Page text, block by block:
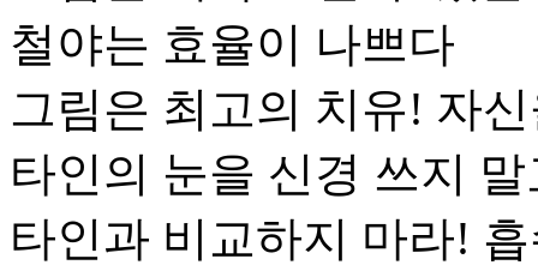
철야는 효율이 나쁘다
그림은 최고의 치유! 자
타인의 눈을 신경 쓰지
타인과 비교하지 마라!